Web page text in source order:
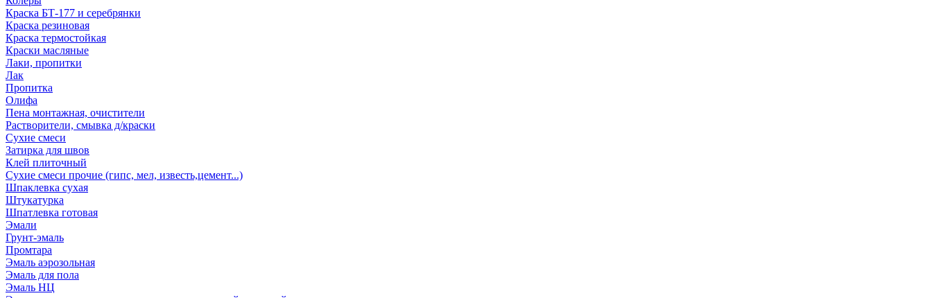
Краска БТ-177 и серебрянки
Краска резиновая
Краска термостойкая
Краски масляные
Лаки, пропитки
Лак
Пропитка
Олифа
Пена монтажная, очистители
Растворители, смывка д/краски
Сухие смеси
Затирка для швов
Клей плиточный
Сухие смеси прочие (гипс, мел, известь,цемент...)
Шпаклевка сухая
Штукатурка
Шпатлевка готовая
Эмали
Грунт-эмаль
Промтара
Эмаль аэрозольная
Эмаль для пола
Эмаль НЦ